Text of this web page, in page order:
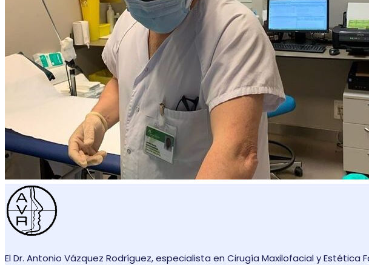
El Dr. Antonio Vázquez Rodríguez, especialista en Cirugía Maxilofacial y